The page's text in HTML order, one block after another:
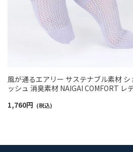
風が通るエアリー サステナブル素材
ッシュ 消臭素材 NAIGAI COMFORT レ
1,760円 (税込)